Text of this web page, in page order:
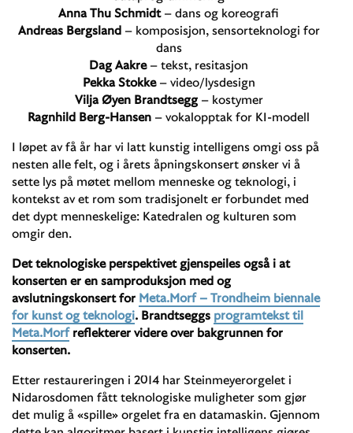
Anna Thu Schmidt– dans og koreografi
Andreas Bergsland– komposisjon, sensorteknologi for
dans
Dag Aakre– tekst, resitasjon
Pekka Stokke– video/lysdesign
Vilja Øyen Brandtsegg– kostymer
Ragnhild Berg-Hansen – vokalopptak for KI-modell
I løpet av få år har vi latt kunstig intelligens omgi oss på
nesten alle felt, og i årets åpningskonsert ønsker vi å
sette lys på møtet mellom menneske og teknologi, i
kontekst av et rom som tradisjonelt er forbundet med
det dypt menneskelige: Katedralen og kulturen som
omgir den.
Det teknologiske perspektivet gjenspeiles også i at
konserten er en samproduksjon med og
avslutningskonsert for Meta.Morf – Trondheim biennale
for kunst og teknologi. Brandtseggs programtekst til
Meta.Morfreflekterer videre over bakgrunnen for
konserten.
Etter restaureringen i 2014 har Steinmeyerorgelet i
Nidarosdomen fått teknologiske muligheter som gjør
det mulig å «spille» orgelet fra en datamaskin. Gjennom